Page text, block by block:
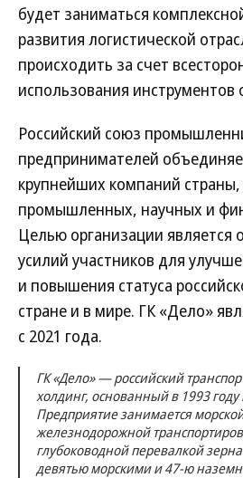
будет заниматься
развития логистической
происходить за счет
использования инструментов
Российский союз
предпринимателей
крупнейших компаний
промышленных, научных и
Целью организации является
усилий участников для
и повышения статуса
стране и в мире. ГК «Дело»
с 2021 года.
ГК «Дело» — российский
холдинг, основанный в 1993 году
Предприятие занимается
железнодорожной
глубоководной перевалкой
девятью морскими и 47-ю